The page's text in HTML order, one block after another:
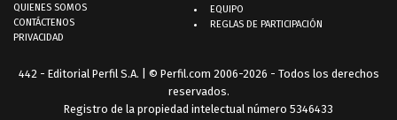
QUIENES SOMOS
CONTÁCTENOS
PRIVACIDAD
EQUIPO
REGLAS DE PARTICIPACIÓN
442 - Editorial Perfil S.A. | © Perfil.com 2006-2026 - Todos los derechos
reservados.
Registro de la propiedad intelectual número 5346433